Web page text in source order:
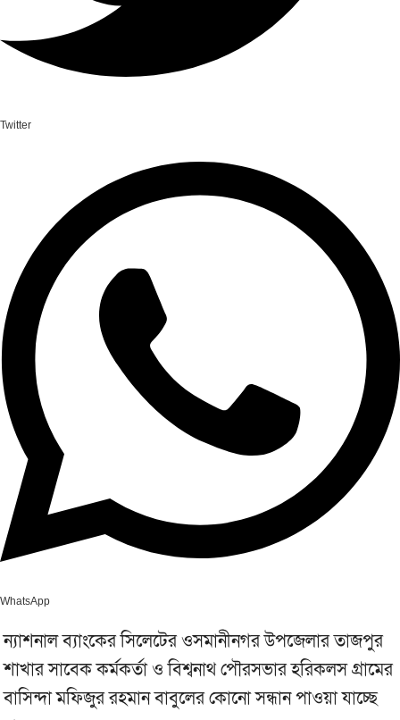
Twitter
WhatsApp
ন্যাশনাল ব্যাংকের সিলেটের ওসমানীনগর উপজেলার তাজপুর
শাখার সাবেক কর্মকর্তা ও বিশ্বনাথ পৌরসভার হরিকলস গ্রামের
বাসিন্দা মফিজুর রহমান বাবুলের কোনো সন্ধান পাওয়া যাচ্ছে